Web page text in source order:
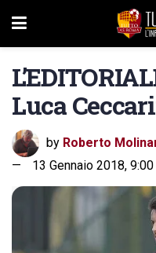
Luca
by Roberto
13 Gennaio 2018, 9:00